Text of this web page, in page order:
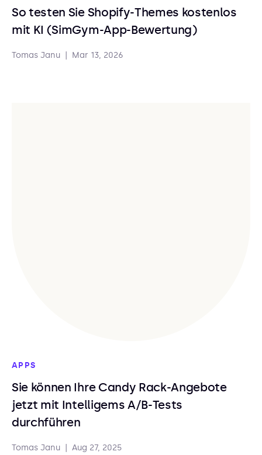
So testen Sie Shopify-Themes kostenlos
mit KI (SimGym-App-Bewertung)
Tomas Janu Mar 13, 2026
APPS
Sie können Ihre Candy Rack-Angebote
jetzt mit Intelligems A/B-Tests
durchführen
Tomas Janu Aug 27, 2025